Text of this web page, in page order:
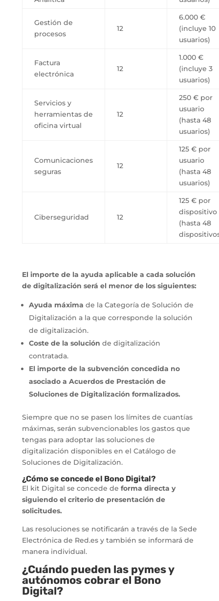
Gestión de
procesos
12
6.000 €
(incluye 10
usuarios)
Factura
electrónica
12
1.000 €
(incluye 3
usuarios)
Servicios y
herramientas de
oficina virtual
12
250 € por
usuario
(hasta 48
usuarios)
Comunicaciones
seguras
12
125 € por
usuario
(hasta 48
usuarios)
Ciberseguridad 12
125 € por
dispositivo
(hasta 48
El importe de la ayuda aplicable a cada solución
de digitalización será el menor de los siguientes:
Ayuda máxima de la Categoría de Solución de
Digitalización a la que corresponde la solución
de digitalización.
Coste de la solución de digitalización
contratada.
El importe de la subvención concedida no
asociado a Acuerdos de Prestación de
Soluciones de Digitalización formalizados.
Siempre que no se pasen los límites de cuantías
máximas, serán subvencionables los gastos que
tengas para adoptar las soluciones de
digitalización disponibles en el Catálogo de
Soluciones de Digitalización.
¿Cómo se concede el Bono Digital?
El kit Digital se concede de forma directa y
siguiendo el criterio de presentación de
solicitudes.
Las resoluciones se notificarán a través de la Sede
Electrónica de Red.es y también se informará de
manera individual.
¿Cuándo pueden las pymes y
autónomos cobrar el Bono
Digital?